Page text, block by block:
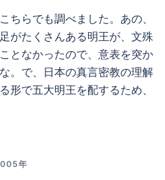
ちらでも調べました。あの、
がたくさんある明王が、文殊
となかったので、意表を突か
。で、日本の真言密教の理解
形で五大明王を配するため、
年